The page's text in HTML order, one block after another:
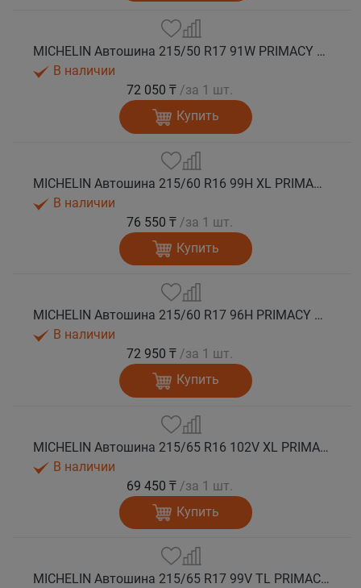
MICHELIN Автошина 215/50 R17 91W PRIMACY 5 лето
В наличии
72 050 ₸ /за 1 шт.
Купить
MICHELIN Автошина 215/60 R16 99H XL PRIMACY 5 лето
В наличии
76 550 ₸ /за 1 шт.
Купить
MICHELIN Автошина 215/60 R17 96H PRIMACY 5 лето
В наличии
72 950 ₸ /за 1 шт.
Купить
MICHELIN Автошина 215/65 R16 102V XL PRIMACY 5 лето
В наличии
69 450 ₸ /за 1 шт.
Купить
MICHELIN Автошина 215/65 R17 99V TL PRIMACY 5 лето